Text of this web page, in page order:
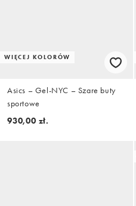
WIĘCEJ KOLORÓW
Asics – Gel-NYC – Szare buty
sportowe
930,00 zł.